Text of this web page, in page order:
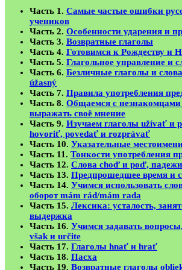
Часть 1. Самые частые ошибки
учеников
Часть 2. Особенности ударения и
Часть 3. Возвратные глаголы
Часть 4. Готовимся к Рождеству и
Часть 5. Глагольное управление и
Часть 6. Безличные глаголы и
úžasný
Часть 7. Правила употребления
Часть 8. Общаемся с
выражать своё мнение
Часть 9. Изучаем глаголы užívať и
hovoriť, povedať и rozprávať
Часть 10. Указательные
Часть 11. Тонкости употребления
Часть 12. Слова choď и poď,
Часть 13. Предпрошедшее время и
Часть 14. Учимся использовать
оборот mám rád/mám rada
Часть 15. Лексика: усталость,
выдержка
Часть 16. Учимся задавать
však и určite
Часть 17. Глаголы hnať и hrať
Часть 18. Пасха
Часть 19. Возвратные глаголы